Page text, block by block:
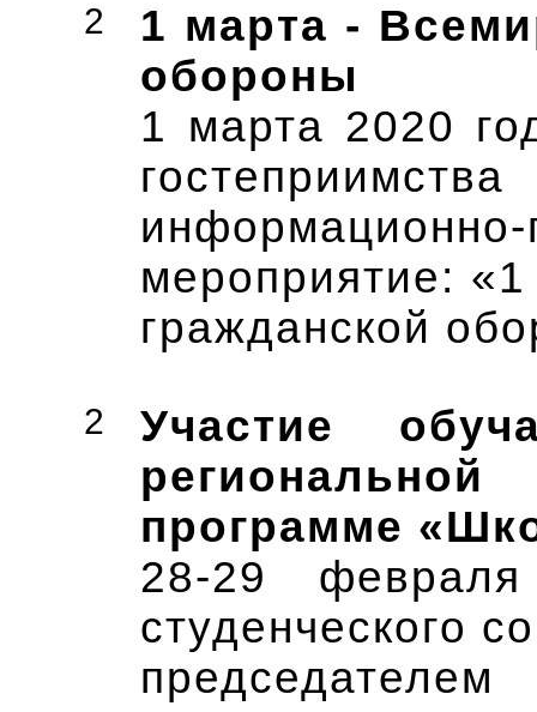
2
1 марта -
обороны
1 марта 2020
информационно-
мероприятие:
гражданской
2
Участие
программе
28-29
студенческого